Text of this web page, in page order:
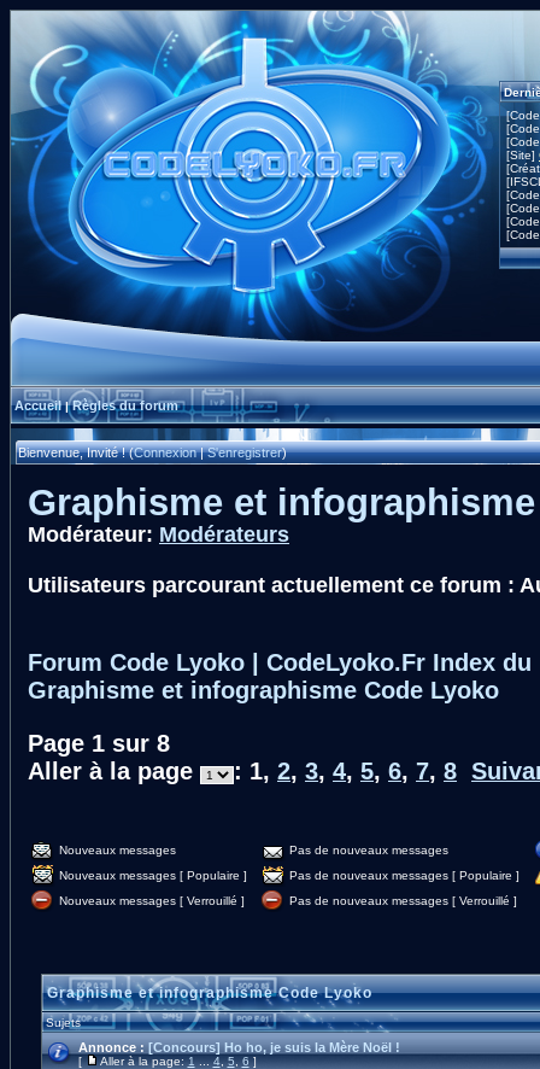
[Site]
Accueil|Règles du forum
Bienvenue, Invité ! (Connexion|S'enregistrer)
Graphisme et
Modérateur: Modérateurs
Utilisateurs parcourant actuellement ce forum :
Forum Code Lyoko | CodeLyoko.Fr Index du
Graphisme et infographisme Code Lyoko
Page 1 sur 8
Aller à la page
: 1, 2, 3, 4, 5, 6, 7, 8
Nouveaux messages
Pas de nouveaux messages
Nouveaux messages [ Populaire ]
Pas de nouveaux messages [ Populaire ]
Nouveaux messages [ Verrouillé ]
Pas de nouveaux messages [ Verrouillé ]
Graphisme et infographisme Code Lyoko
Sujets
Annonce : [Concours] Ho ho, je suis la Mère Noël !
[ Aller à la page:1...4,5,6]